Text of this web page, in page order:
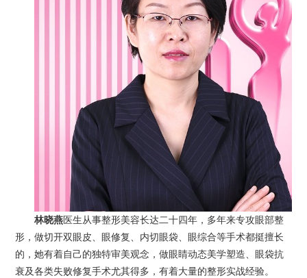
林晓燕医生从事整形美容长达二十四年，多年来专攻眼部整
形，做切开双眼皮、眼修复、内切眼袋、眼综合等手术都挺擅长
的，她有着自己的独特审美观念，做眼睛动态美学塑造、眼袋抗
衰及各类失败修复手术尤其得多，有着大量的整形实战经验。